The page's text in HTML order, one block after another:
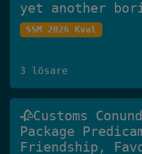
yet another
SSM 2026 Kval
3 lösare
🥀Customs
Package
Friendship,